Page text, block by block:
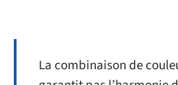
La combinaison de